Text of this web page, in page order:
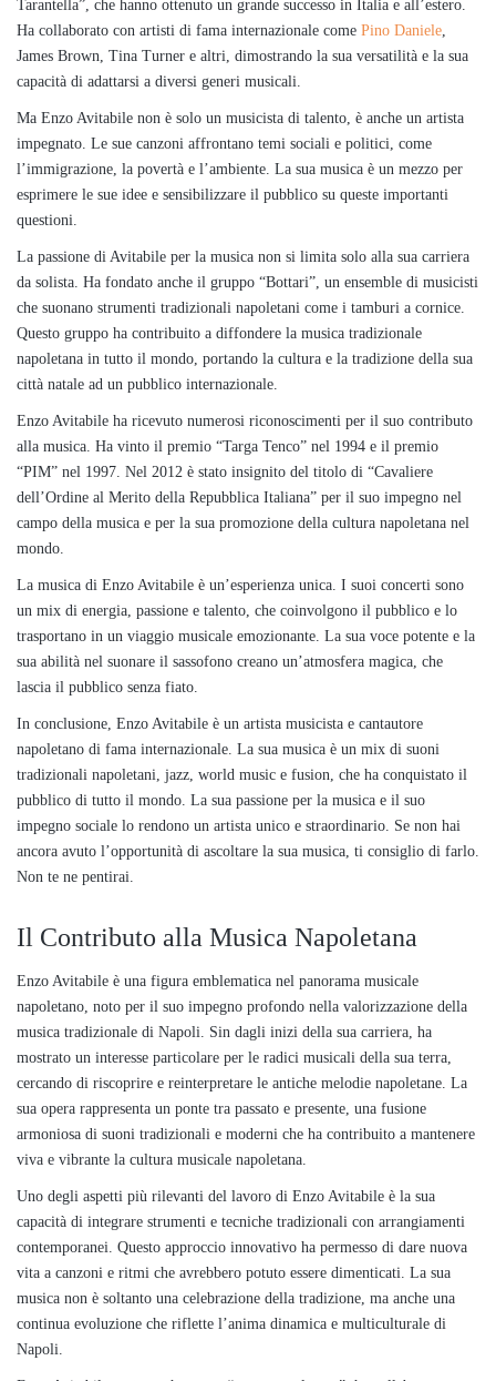
Tarantella”, che hanno ottenuto un grande successo in Italia e all’estero.
Ha collaborato con artisti di fama internazionale come Pino Daniele,
James Brown, Tina Turner e altri, dimostrando la sua versatilità e la sua
capacità di adattarsi a diversi generi musicali.
Ma Enzo Avitabile non è solo un musicista di talento, è anche un artista
impegnato. Le sue canzoni affrontano temi sociali e politici, come
l’immigrazione, la povertà e l’ambiente. La sua musica è un mezzo per
esprimere le sue idee e sensibilizzare il pubblico su queste importanti
questioni.
La passione di Avitabile per la musica non si limita solo alla sua carriera
da solista. Ha fondato anche il gruppo “Bottari”, un ensemble di musicisti
che suonano strumenti tradizionali napoletani come i tamburi a cornice.
Questo gruppo ha contribuito a diffondere la musica tradizionale
napoletana in tutto il mondo, portando la cultura e la tradizione della sua
città natale ad un pubblico internazionale.
Enzo Avitabile ha ricevuto numerosi riconoscimenti per il suo contributo
alla musica. Ha vinto il premio “Targa Tenco” nel 1994 e il premio
“PIM” nel 1997. Nel 2012 è stato insignito del titolo di “Cavaliere
dell’Ordine al Merito della Repubblica Italiana” per il suo impegno nel
campo della musica e per la sua promozione della cultura napoletana nel
mondo.
La musica di Enzo Avitabile è un’esperienza unica. I suoi concerti sono
un mix di energia, passione e talento, che coinvolgono il pubblico e lo
trasportano in un viaggio musicale emozionante. La sua voce potente e la
sua abilità nel suonare il sassofono creano un’atmosfera magica, che
lascia il pubblico senza fiato.
In conclusione, Enzo Avitabile è un artista musicista e cantautore
napoletano di fama internazionale. La sua musica è un mix di suoni
tradizionali napoletani, jazz, world music e fusion, che ha conquistato il
pubblico di tutto il mondo. La sua passione per la musica e il suo
impegno sociale lo rendono un artista unico e straordinario. Se non hai
ancora avuto l’opportunità di ascoltare la sua musica, ti consiglio di farlo.
Non te ne pentirai.
Il Contributo alla Musica Napoletana
Enzo Avitabile è una figura emblematica nel panorama musicale
napoletano, noto per il suo impegno profondo nella valorizzazione della
musica tradizionale di Napoli. Sin dagli inizi della sua carriera, ha
mostrato un interesse particolare per le radici musicali della sua terra,
cercando di riscoprire e reinterpretare le antiche melodie napoletane. La
sua opera rappresenta un ponte tra passato e presente, una fusione
armoniosa di suoni tradizionali e moderni che ha contribuito a mantenere
viva e vibrante la cultura musicale napoletana.
Uno degli aspetti più rilevanti del lavoro di Enzo Avitabile è la sua
capacità di integrare strumenti e tecniche tradizionali con arrangiamenti
contemporanei. Questo approccio innovativo ha permesso di dare nuova
vita a canzoni e ritmi che avrebbero potuto essere dimenticati. La sua
musica non è soltanto una celebrazione della tradizione, ma anche una
continua evoluzione che riflette l’anima dinamica e multiculturale di
Napoli.